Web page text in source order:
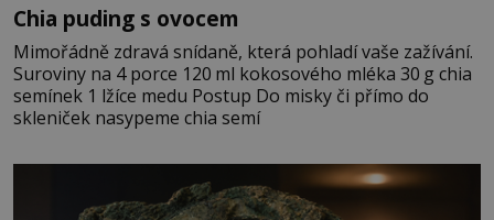
Chia puding s ovocem
Mimořádně zdravá snídaně, která pohladí vaše zažívání.
Suroviny na 4 porce 120 ml kokosového mléka 30 g chia
semínek 1 lžíce medu Postup Do misky či přímo do
skleniček nasypeme chia semí